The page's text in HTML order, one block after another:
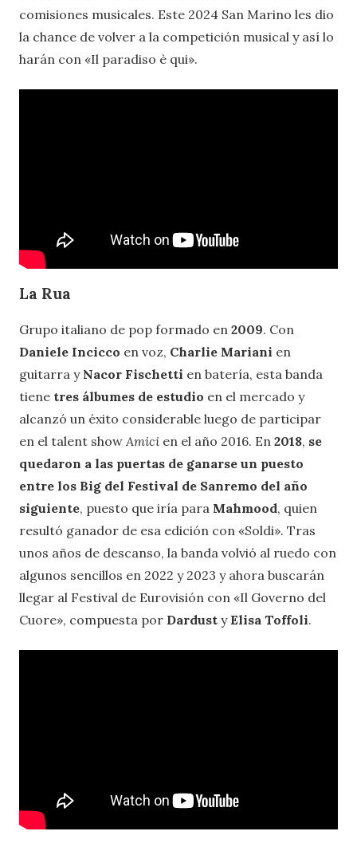
comisiones musicales. Este 2024 San Marino les dio
la chance de volver a la competición musical y así lo
harán con «Il paradiso è qui».
La Rua
Grupo italiano de pop formado en 2009. Con
Daniele Incicco en voz, Charlie Mariani en
guitarra y Nacor Fischetti en batería, esta banda
tiene tres álbumes de estudio en el mercado y
alcanzó un éxito considerable luego de participar
en el talent show Amici en el año 2016. En 2018, se
quedaron a las puertas de ganarse un puesto
entre los Big del Festival de Sanremo del año
siguiente, puesto que iría para Mahmood, quien
resultó ganador de esa edición con «Soldi». Tras
unos años de descanso, la banda volvió al ruedo con
algunos sencillos en 2022 y 2023 y ahora buscarán
llegar al Festival de Eurovisión con «Il Governo del
Cuore», compuesta por Dardust yElisa Toffoli.